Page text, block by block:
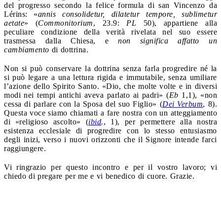
del progresso secondo la felice formula di san Vincenzo da
Lérins: «annis consolidetur, dilatetur tempore, sublimetur
aetate» (Commonitorium, 23.9: PL 50), appartiene alla
peculiare condizione della verità rivelata nel suo essere
trasmessa dalla Chiesa, enon significa affatto un
cambiamento di dottrina.
Non si può conservare la dottrina senza farla progredire né la
si può legare a una lettura rigida e immutabile, senza umiliare
l’azione dello Spirito Santo. «Dio, che molte volte e in diversi
modi nei tempi antichi aveva parlato ai padri» (Eb 1,1), «non
cessa di parlare con la Sposa del suo Figlio» (Dei Verbum, 8).
Questa voce siamo chiamati a fare nostra con un atteggiamento
di «religioso ascolto» (ibid., 1), per permettere alla nostra
esistenza ecclesiale di progredire con lo stesso entusiasmo
degli inizi, verso i nuovi orizzonti che il Signore intende farci
raggiungere.
Vi ringrazio per questo incontro e per il vostro lavoro; vi
chiedo di pregare per me e vi benedico di cuore. Grazie.